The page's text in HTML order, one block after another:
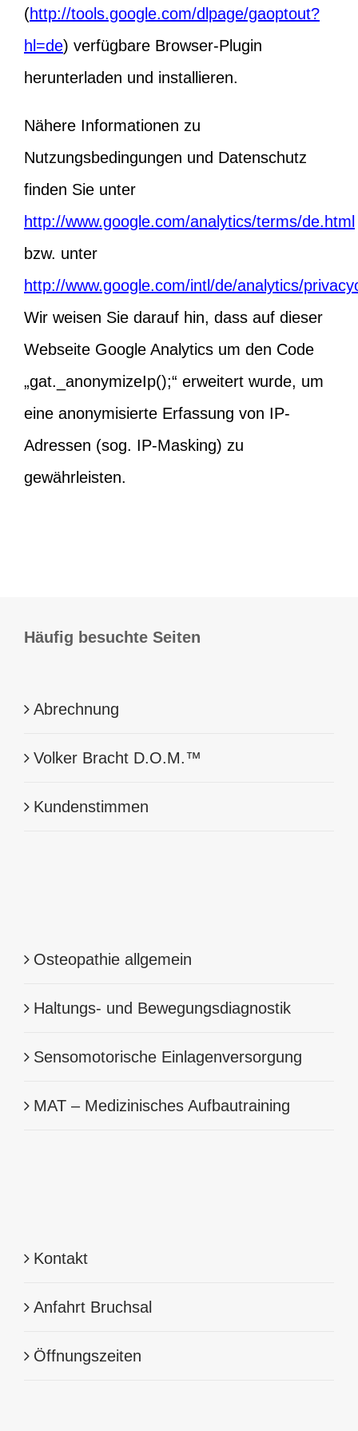
(http://tools.google.com/dlpage/gaoptout?
hl=de) verfügbare Browser-Plugin
herunterladen und installieren.
Nähere Informationen zu
Nutzungsbedingungen und Datenschutz
finden Sie unter
http://www.google.com/analytics/terms/de.html
bzw. unter
http://www.google.com/intl/de/analytics/
Wir weisen Sie darauf hin, dass auf dieser
Webseite Google Analytics um den Code
„gat._anonymizeIp();“ erweitert wurde, um
eine anonymisierte Erfassung von IP-
Adressen (sog. IP-Masking) zu
gewährleisten.
Häufig besuchte Seiten
Abrechnung
Volker Bracht D.O.M.™
Kundenstimmen
Osteopathie allgemein
Haltungs- und Bewegungsdiagnostik
Sensomotorische Einlagenversorgung
MAT – Medizinisches Aufbautraining
Kontakt
Anfahrt Bruchsal
Öffnungszeiten